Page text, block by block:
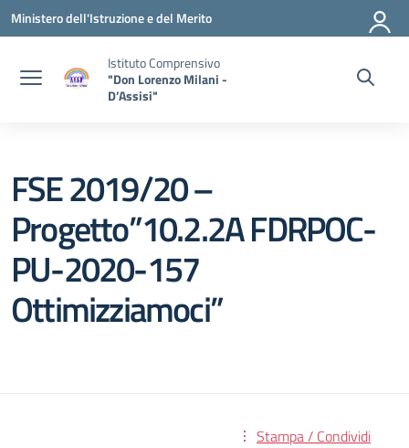
Vai ai contenuti
Vai al menu di navigazione
Vai al footer
Ministero dell'Istruzione e del Merito
Istituto Comprensivo
"Don Lorenzo Milani -
D’Assisi"
FSE 2019/20 –
Progetto”10.2.2A FDRPOC-
PU-2020-157
Ottimizziamoci”
Stampa / Condividi